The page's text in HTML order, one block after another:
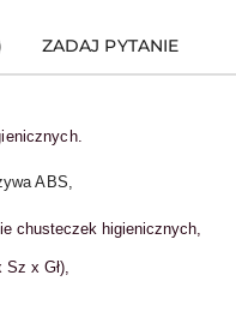
ZADAJ PYTANIE
ABS,
chusteczek higienicznych,
x Gł),